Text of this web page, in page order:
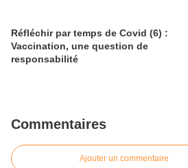
Réfléchir par temps de Covid (6) :
Vaccination, une question de
responsabilité
Commentaires
Ajouter un commentaire